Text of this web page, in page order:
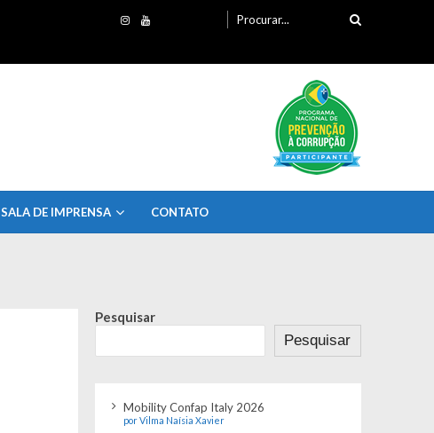
por:
SALA DE IMPRENSA CONTATO
Pesquisar
Pesquisar
Mobility Confap Italy 2026
por Vilma Naísia Xavier